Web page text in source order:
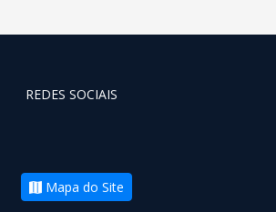
REDES SOCIAIS
Mapa do Site